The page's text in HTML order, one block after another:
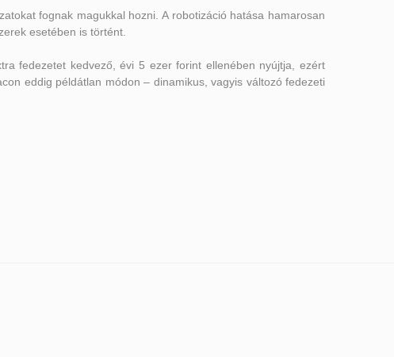
fognak magukkal hozni. A robotizáció hatása hamarosan
esetében is történt.
fedezetet kedvező, évi 5 ezer forint ellenében nyújtja, ezért
eddig példátlan módon – dinamikus, vagyis változó fedezeti